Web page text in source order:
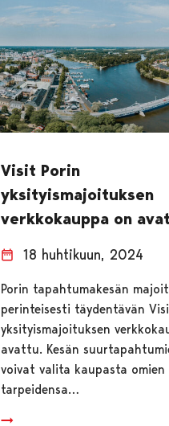
Visit Porin
yksityismajoituksen
verkkokauppa on
18 huhtikuun, 2024
Porin tapahtumakesän
perinteisesti täydentävän
yksityismajoituksen
avattu. Kesän
voivat valita kaupasta omien
tarpeidensa…